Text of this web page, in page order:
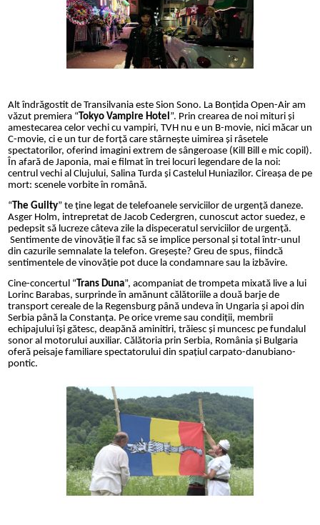
Alt îndrăgostit de Transilvania este Sion Sono. La Bonțida Open-Air am
văzut premiera “Tokyo Vampire Hotel ”. Prin crearea de noi mituri și
amestecarea celor vechi cu vampiri, TVH nu e un B-movie, nici măcar un
C-movie, ci e un tur de forță care stârnește uimirea și râsetele
spectatorilor, oferind imagini extrem de sângeroase (Kill Bill e mic copil).
În afară de Japonia, mai e filmat în trei locuri legendare de la noi:
centrul vechi al Clujului, Salina Turda și Castelul Huniazilor. Cireașa de pe
mort: scenele vorbite în română.
“ The Guilty” te ține legat de telefoanele serviciilor de urgență daneze.
Asger Holm, intrepretat de Jacob Cedergren, cunoscut actor suedez, e
pedepsit să lucreze câteva zile la dispeceratul serviciilor de urgență.
Sentimente de vinovăție îl fac să se implice personal și total într-unul
din cazurile semnalate la telefon. Greșește? Greu de spus, fiindcă
sentimentele de vinovăție pot duce la condamnare sau la izbăvire.
Cine-concertul “ Trans Duna”, acompaniat de trompeta mixată live a lui
Lorinc Barabas, surprinde în amănunt călătoriile a două barje de
transport cereale de la Regensburg până undeva în Ungaria și apoi din
Serbia până la Constanța. Pe orice vreme sau condiții, membrii
echipajului își gătesc, deapănă aminitiri, trăiesc și muncesc pe fundalul
sonor al motorului auxiliar. Călătoria prin Serbia, România și Bulgaria
oferă peisaje familiare spectatorului din spațiul carpato-danubiano-
pontic.